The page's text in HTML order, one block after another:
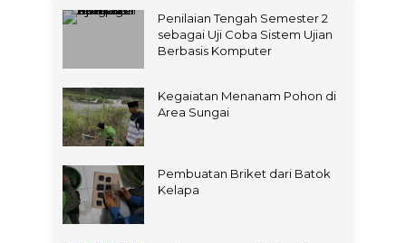
Penilaian Tengah Semester 2
sebagai Uji Coba Sistem Ujian
Berbasis Komputer
Kegaiatan Menanam Pohon di
Area Sungai
Pembuatan Briket dari Batok
Kelapa